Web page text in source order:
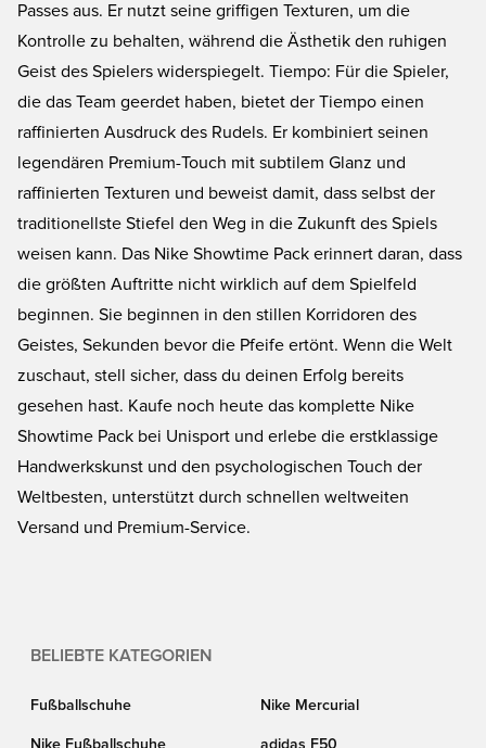
Passes aus. Er nutzt seine griffigen Texturen, um die
Kontrolle zu behalten, während die Ästhetik den ruhigen
Geist des Spielers widerspiegelt. Tiempo: Für die Spieler,
die das Team geerdet haben, bietet der Tiempo einen
raffinierten Ausdruck des Rudels. Er kombiniert seinen
legendären Premium-Touch mit subtilem Glanz und
raffinierten Texturen und beweist damit, dass selbst der
traditionellste Stiefel den Weg in die Zukunft des Spiels
weisen kann. Das Nike Showtime Pack erinnert daran, dass
die größten Auftritte nicht wirklich auf dem Spielfeld
beginnen. Sie beginnen in den stillen Korridoren des
Geistes, Sekunden bevor die Pfeife ertönt. Wenn die Welt
zuschaut, stell sicher, dass du deinen Erfolg bereits
gesehen hast. Kaufe noch heute das komplette Nike
Showtime Pack bei Unisport und erlebe die erstklassige
Handwerkskunst und den psychologischen Touch der
Weltbesten, unterstützt durch schnellen weltweiten
Versand und Premium-Service.
BELIEBTE KATEGORIEN
Fußballschuhe Nike Mercurial
Nike Fußballschuhe adidas F50